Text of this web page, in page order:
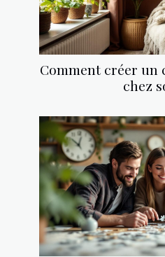
Comment créer un
chez